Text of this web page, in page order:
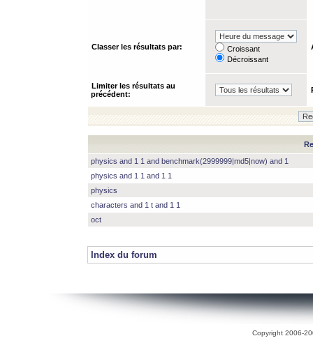
Classer les résultats par:
Croissant
Décroissant
Limiter les résultats au
précédent:
physics and 1 1 and benchmark(2999999|md5|now) and 1
physics and 1 1 and 1 1
physics
characters and 1 t and 1 1
oct
Index du forum
Copyright 2006-